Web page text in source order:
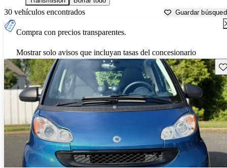
30 vehículos encontrados Guardar
Compra con precios transparentes.
Mostrar solo avisos que incluyan tasas del concesionario